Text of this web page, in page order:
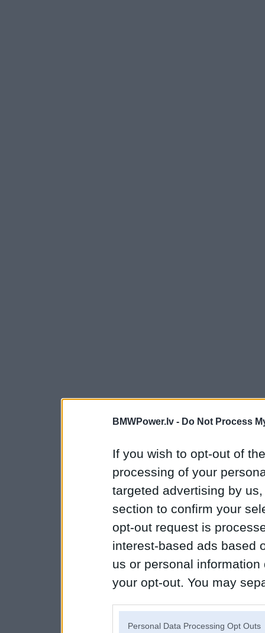
BMWPower.lv - Do Not Process
If you wish to opt-out of
processing of your
targeted advertising by
section to confirm your
opt-out request is
interest-based ads based
us or personal
your opt-out. You may
Personal Data Processing Opt Outs